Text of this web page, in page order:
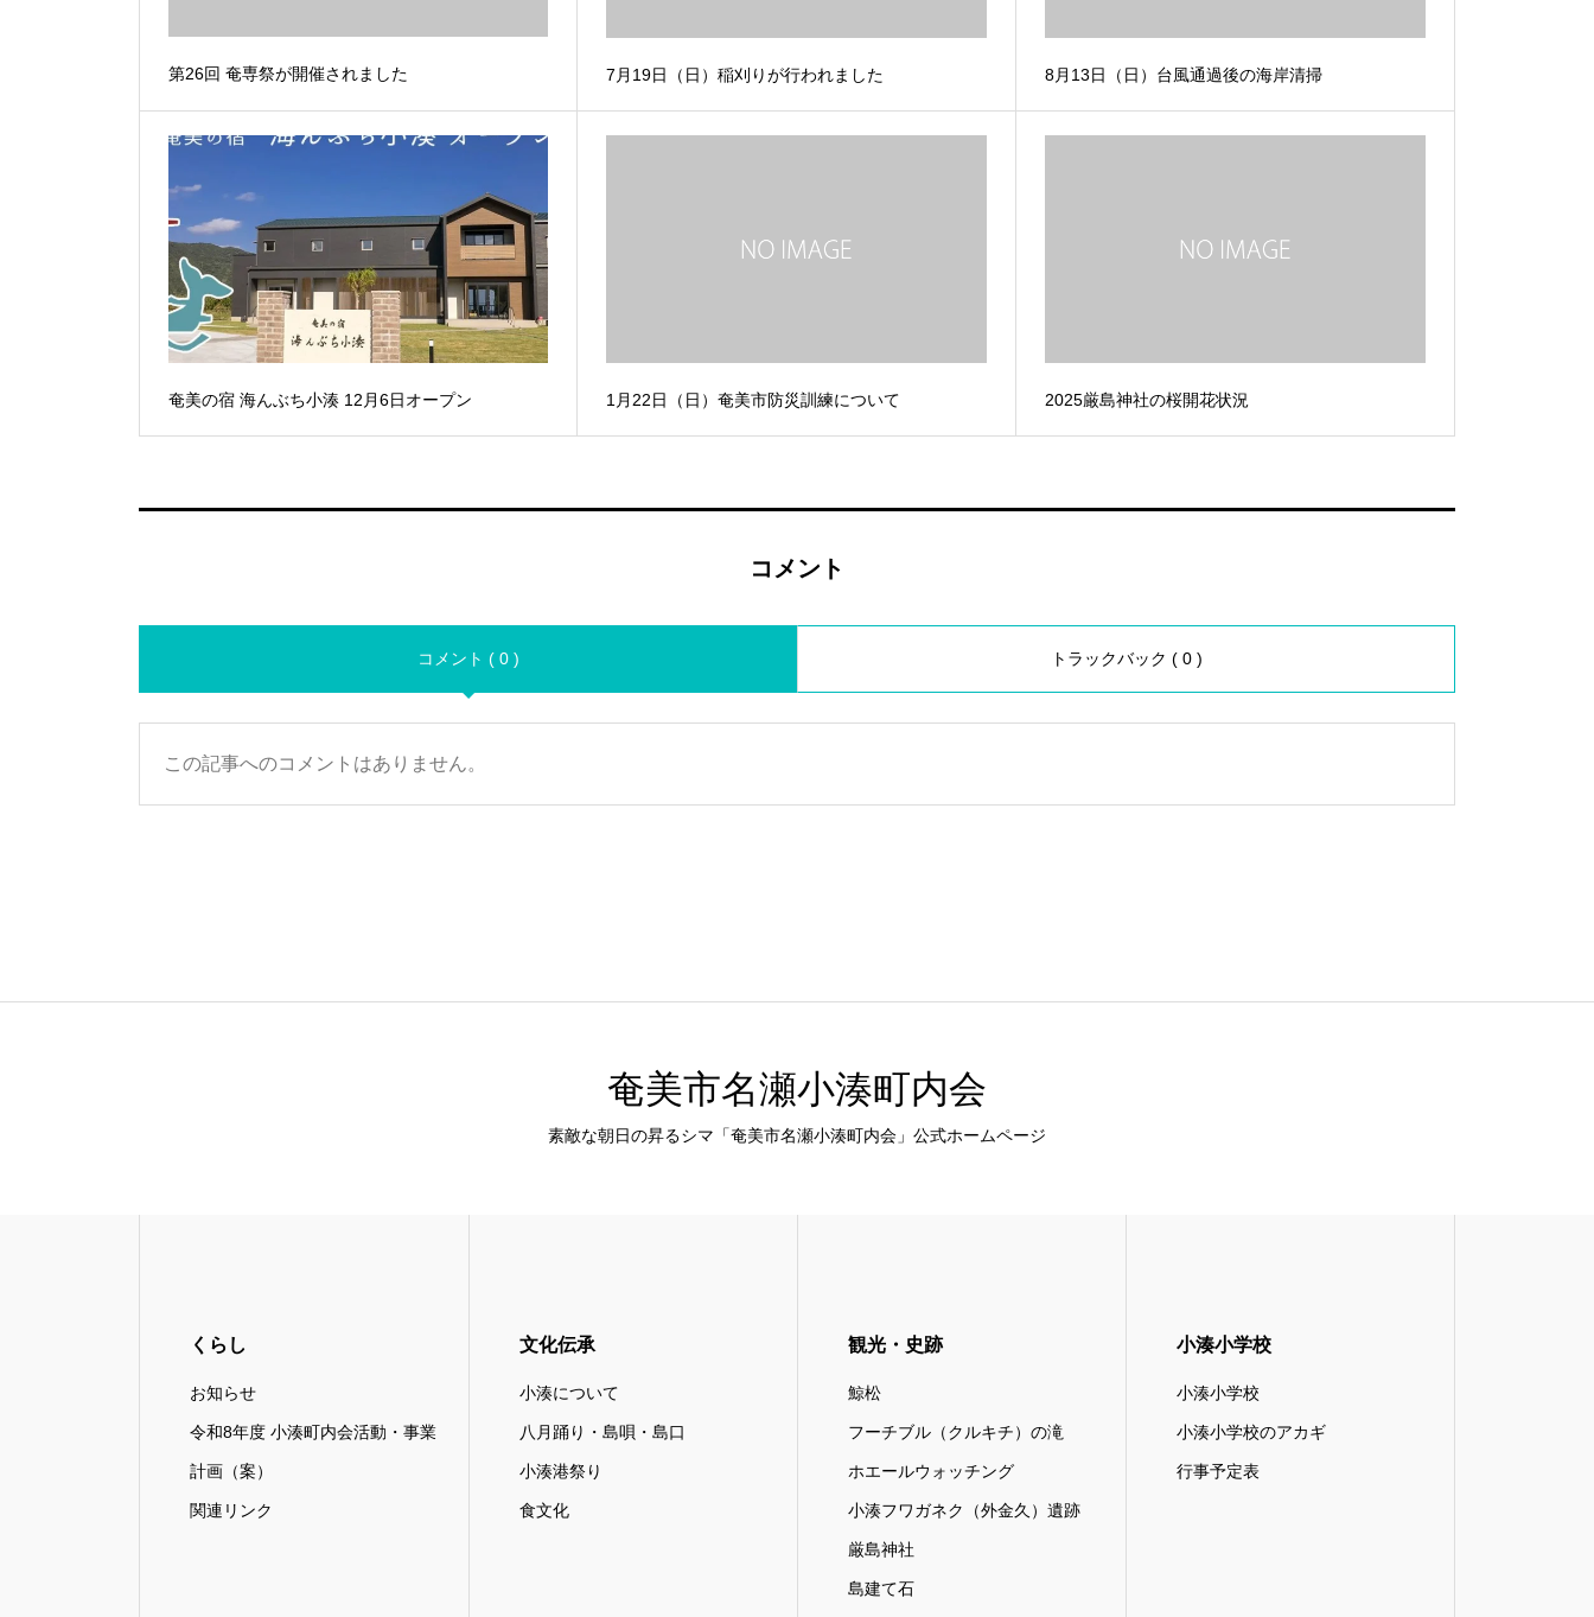
第26回 奄専祭が開催されました 7月19日（日）稲刈りが行われました 8月13日（日）台風通過後の海岸清掃
奄美の宿 海んぶち小湊 12月6日オープン 1月22日（日）奄美市防災訓練について 2025厳島神社の桜開花状況
コメント
コメント ( 0 ) トラックバック ( 0 )
この記事へのコメントはありません。
奄美市名瀬小湊町内会
素敵な朝日の昇るシマ「奄美市名瀬小湊町内会」公式ホームページ
くらし
お知らせ
令和8年度 小湊町内会活動・事業
計画（案）
関連リンク
文化伝承
小湊について
八月踊り・島唄・島口
小湊港祭り
食文化
観光・史跡
鯨松
フーチブル（クルキチ）の滝
ホエールウォッチング
小湊フワガネク（外金久）遺跡
厳島神社
島建て石
小湊小学校
小湊小学校
小湊小学校のアカギ
行事予定表